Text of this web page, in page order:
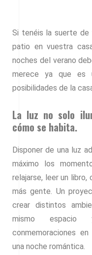
Si tenéis la suerte de
patio en vuestra
noches del verano
merece ya que es
posibilidades de la
La luz no solo
cómo se habita.
Disponer de una luz
máximo los
relajarse, leer un
más gente. Un
crear distintos
mismo
conmemoraciones
una noche romántica.